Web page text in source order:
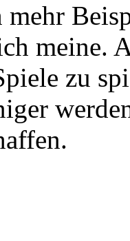
meine.
zu